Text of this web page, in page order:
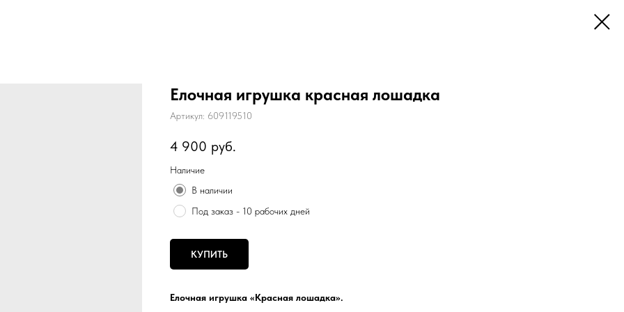
Елочная игрушка красная лошадка
Артикул: 609119510
4 900 руб.
Наличие
В наличии
Под заказ - 10 рабочих дней
КУПИТЬ
Елочная игрушка «Красная лошадка».